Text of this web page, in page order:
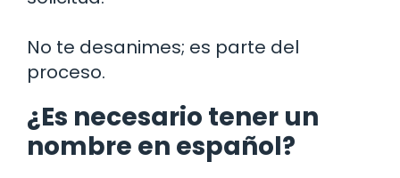
No te desanimes; es parte del
proceso.
¿Es necesario tener un
nombre en español?